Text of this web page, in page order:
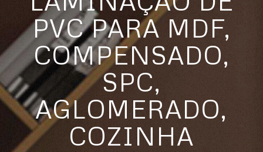
PVC PARA MDF,
COMPENSADO,
SPC,
AGLOMERADO,
COZINHA